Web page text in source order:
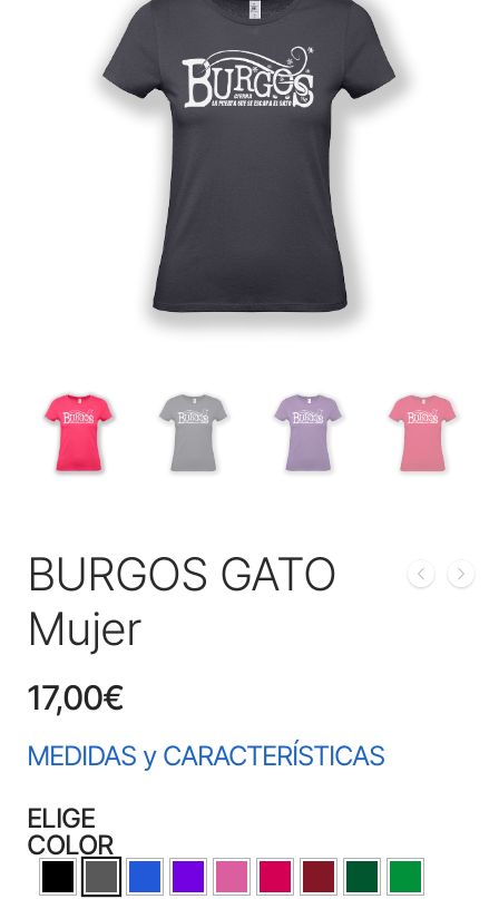
BURGOS GATO
Mujer
17,00€
MEDIDAS y CARACTERÍSTICAS
ELIGE
COLOR